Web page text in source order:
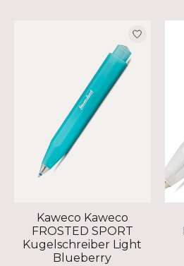
Kaweco Kaweco
FROSTED SPORT
Kugelschreiber Light
Blueberry